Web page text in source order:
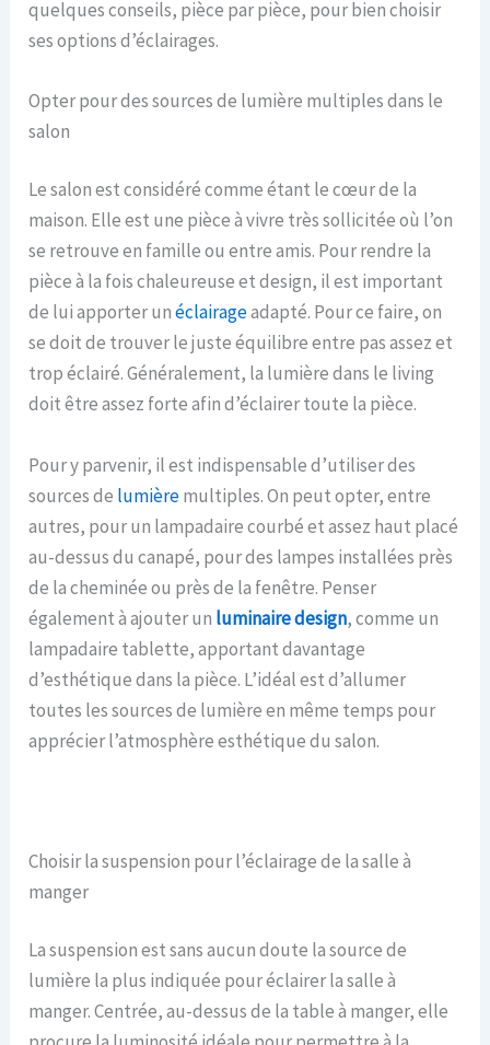
quelques conseils, pièce par pièce, pour bien choisir
ses options d’éclairages.
Opter pour des sources de lumière multiples dans le
salon
Le salon est considéré comme étant le cœur de la
maison. Elle est une pièce à vivre très sollicitée où l’on
se retrouve en famille ou entre amis. Pour rendre la
pièce à la fois chaleureuse et design, il est important
de lui apporter unéclairageadapté. Pour ce faire, on
se doit de trouver le juste équilibre entre pas assez et
trop éclairé. Généralement, la lumière dans le living
doit être assez forte afin d’éclairer toute la pièce.
Pour y parvenir, il est indispensable d’utiliser des
sources de lumièremultiples. On peut opter, entre
autres, pour un lampadaire courbé et assez haut placé
au-dessus du canapé, pour des lampes installées près
de la cheminée ou près de la fenêtre. Penser
également à ajouter un luminaire design, comme un
lampadaire tablette, apportant davantage
d’esthétique dans la pièce. L’idéal est d’allumer
toutes les sources de lumière en même temps pour
apprécier l’atmosphère esthétique du salon.
Choisir la suspension pour l’éclairage de la salle à
manger
La suspension est sans aucun doute la source de
lumière la plus indiquée pour éclairer la salle à
manger. Centrée, au-dessus de la table à manger, elle